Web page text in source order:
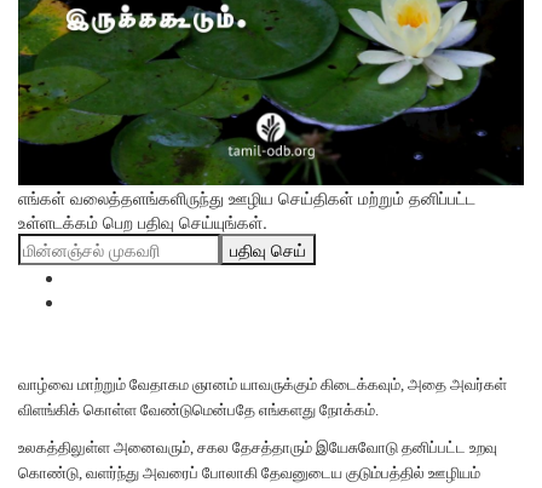
எங்கள் வலைத்தளங்களிருந்து ஊழிய செய்திகள் மற்றும் தனிப்பட்ட
உள்ளடக்கம் பெற பதிவு செய்யுங்கள்.
பதிவு செய்
வாழ்வை மாற்றும் வேதாகம ஞானம் யாவருக்கும் கிடைக்கவும், அதை அவர்கள்
விளங்கிக் கொள்ள வேண்டுமென்பதே எங்களது நோக்கம்.
உலகத்திலுள்ள அனைவரும், சகல தேசத்தாரும் இயேசுவோடு தனிப்பட்ட உறவு
கொண்டு, வளர்ந்து அவரைப் போலாகி தேவனுடைய குடும்பத்தில் ஊழியம்